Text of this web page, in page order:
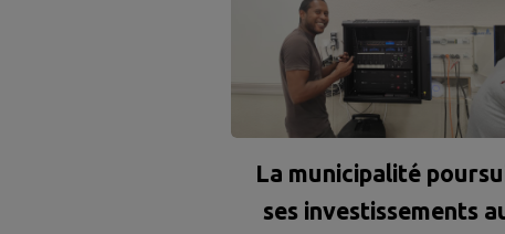
La municipalité
ses investissements